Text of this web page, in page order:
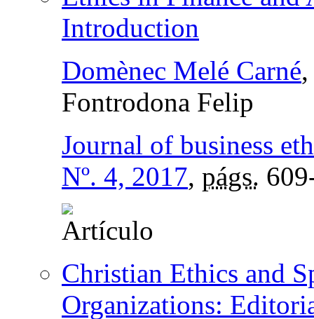
Introduction
Domènec Melé Carné
Fontrodona Felip
Journal of business
Nº. 4, 2017, págs.
Christian Ethics and
Organizations: